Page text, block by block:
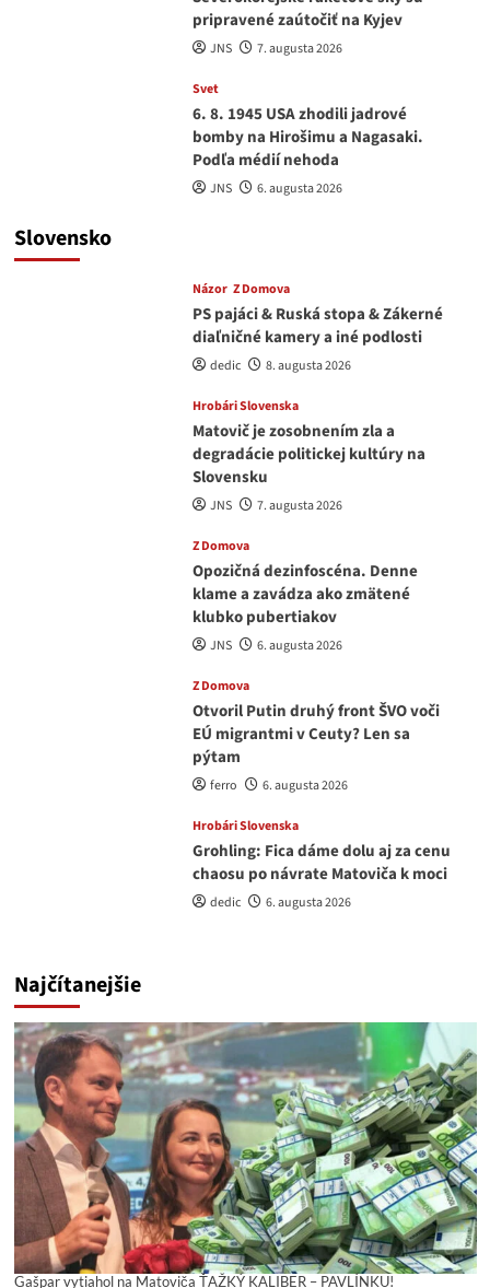
pripravené zaútočiť na Kyjev
JNS 7. augusta 2026
Svet
6. 8. 1945 USA zhodili jadrové
bomby na Hirošimu a Nagasaki.
Podľa médií nehoda
JNS 6. augusta 2026
Slovensko
Názor Z Domova
PS pajáci & Ruská stopa & Zákerné
diaľničné kamery a iné podlosti
dedic 8. augusta 2026
Hrobári Slovenska
Matovič je zosobnením zla a
degradácie politickej kultúry na
Slovensku
JNS 7. augusta 2026
Z Domova
Opozičná dezinfoscéna. Denne
klame a zavádza ako zmätené
klubko pubertiakov
JNS 6. augusta 2026
Z Domova
Otvoril Putin druhý front ŠVO voči
EÚ migrantmi v Ceuty? Len sa
pýtam
ferro 6. augusta 2026
Hrobári Slovenska
Grohling: Fica dáme dolu aj za cenu
chaosu po návrate Matoviča k moci
dedic 6. augusta 2026
Najčítanejšie
Gašpar vytiahol na Matoviča ŤAŽKÝ KALIBER – PAVLÍNKU!